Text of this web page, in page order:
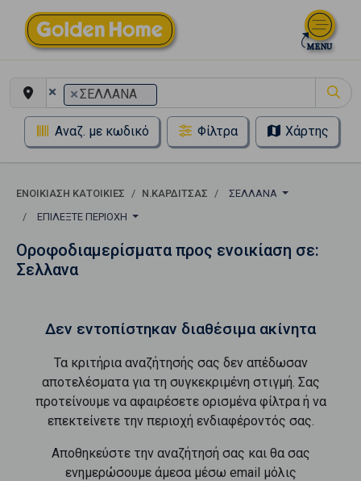
× ×ΣΕΛΛΑΝΑ
Αναζ. με κωδικό Φίλτρα Χάρτης
ΕΝΟΙΚΊΑΣΗ ΚΑΤΟΙΚΊΕΣ Ν.ΚΑΡΔΙΤΣΑΣ
ΣΕΛΛΑΝΑ
ΕΠΙΛΈΞΤΕ ΠΕΡΙΟΧΉ
Οροφοδιαμερίσματα προς ενοικίαση σε:
Σελλανα
Δεν εντοπίστηκαν διαθέσιμα ακίνητα
Τα κριτήρια αναζήτησής σας δεν απέδωσαν
αποτελέσματα για τη συγκεκριμένη στιγμή. Σας
προτείνουμε να αφαιρέσετε ορισμένα φίλτρα ή να
επεκτείνετε την περιοχή ενδιαφέροντός σας.
Αποθηκεύστε την αναζήτησή σας και θα σας
ενημερώσουμε άμεσα μέσω email μόλις